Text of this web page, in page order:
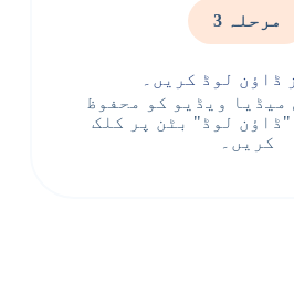
مرحلہ 3
ڈاؤن لوڈ کریں۔
3۔ بیل میڈیا ویڈیو کو محفوظ
"ڈاؤن لوڈ" بٹن پر کلک
کریں۔